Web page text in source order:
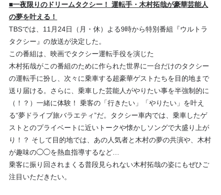
■一夜限りのドリームタクシー！ 運転手・ 木村拓哉が豪華芸能人
の夢を叶える！
TBSでは、11月24日（月・休）よる9時から特別番組『ウルトラ
タクシー』の放送が決定した。
この番組は、映画でタクシー運転手役を演じた
木村拓哉がこの番組のために作られた世界に一台だけのタクシー
の運転手に扮し、次々に乗車する超豪華ゲストたちを目的地まで
送り届ける。さらに、乗車した芸能人がやりたい事を半強制的に
（！？）一緒に体験！ 乗客の「行きたい」「やりたい」を叶え
る“夢ドライブ旅バラエティ”だ。タクシー車内では、乗車したゲ
ストとのプライベートに近いトークや懐かしソングで大盛り上が
り！？ そして目的地では、あの人気者と 木村の夢の共演や、 木村
が趣味の◯◯を熱血指導するなど…
乗客に振り回されまくる普段見られない木村拓哉の姿にもぜひご
注目いただきたい。